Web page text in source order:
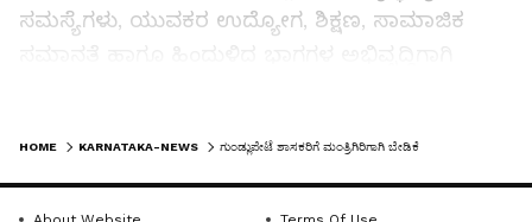
ಸಮಸ್ಯೆಗಳು, ಯುವಕರ ಉದ್ಯೋಗ, ಶಿಕ್ಷಣ, ಸಾಮಾಜಿಕ
ಲಿಂಗಾಯತ ಸಮುದಾಯಕ್ಕೆ ಸೇರಿದ ವಿಧಾನಸಭಾ ಸದಸ್ಯರು
ಇವರೊಬ್ಬರೇ ಆಗಿದ್ದು, ದಕ್ಷಿಣ ಕರ್ನಾಟಕ ಭಾಗದಲ್ಲಿ
HOME KARNATAKA-NEWS ಗುಂಡ್ಲುಪೇಟೆ ಶಾಸಕರಿಗೆ ಮಂತ್ರಿಗಿರಿಗಾಗಿ ಬೇಡಿಕೆ